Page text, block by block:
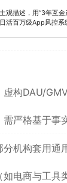
观描述，用“3年互
活百万级App风控系
虚构DAU/
严格基于事
分机构套用通
电商与工具